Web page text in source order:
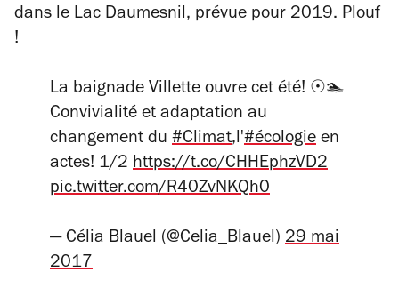
dans le Lac Daumesnil, prévue pour 2019. Plouf
!
La baignade Villette ouvre cet été! ☉🏊
Convivialité et adaptation au
changement du #Climat,l'#écologie en
actes! 1/2 https://t.co/CHHEphzVD2
pic.twitter.com/R40ZvNKQh0
— Célia Blauel (@Celia_Blauel) 29 mai
2017